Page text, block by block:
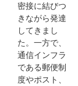
密接に結びつ
きながら発達
してきまし
た。一方で、
通信インフラ
である郵便制
度やポスト、